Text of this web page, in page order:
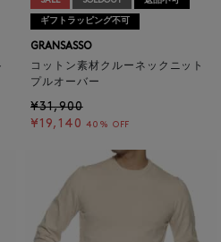
ギフトラッピング不可
GRANSASSO
コットン素材クルーネックニット
プルオーバー
¥31,900
¥19,140 40% OFF